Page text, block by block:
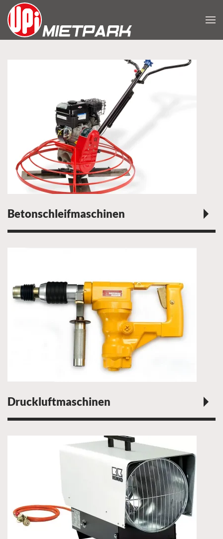
Zum Hauptinhalt springen
Betonschleifmaschinen
Druckluftmaschinen